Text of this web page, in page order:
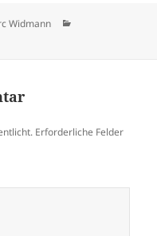
Widmann
Erforderliche Felder